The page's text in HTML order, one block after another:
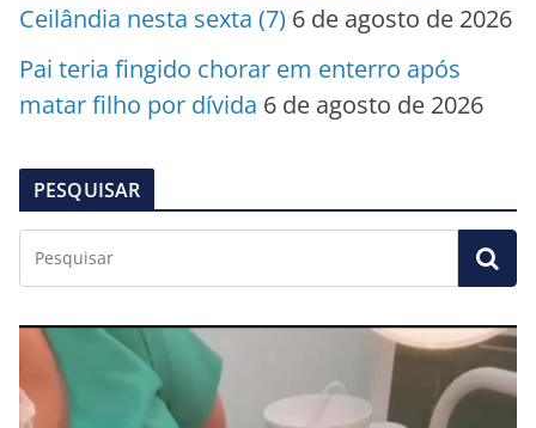
Ceilândia nesta sexta (7) 6 de agosto de 2026
Pai teria fingido chorar em enterro após
matar filho por dívida 6 de agosto de 2026
PESQUISAR